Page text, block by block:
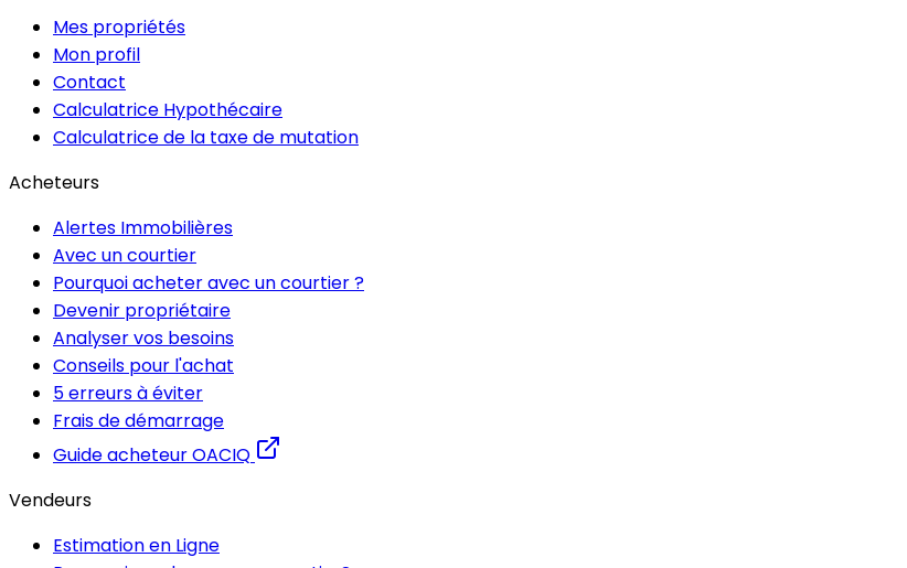
Mes propriétés
Mon profil
Contact
Calculatrice Hypothécaire
Calculatrice de la taxe de mutation
Acheteurs
Alertes Immobilières
Avec un courtier
Pourquoi acheter avec un courtier ?
Devenir propriétaire
Analyser vos besoins
Conseils pour l'achat
5 erreurs à éviter
Frais de démarrage
Guide acheteur OACIQ
Vendeurs
Estimation en Ligne